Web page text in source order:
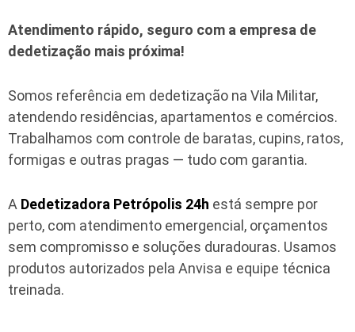
Atendimento rápido, seguro com a empresa de
dedetização mais próxima!
Somos referência em dedetização na Vila Militar,
atendendo residências, apartamentos e comércios.
Trabalhamos com controle de baratas, cupins, ratos,
formigas e outras pragas — tudo com garantia.
A Dedetizadora Petrópolis 24h está sempre por
perto, com atendimento emergencial, orçamentos
sem compromisso e soluções duradouras. Usamos
produtos autorizados pela Anvisa e equipe técnica
treinada.